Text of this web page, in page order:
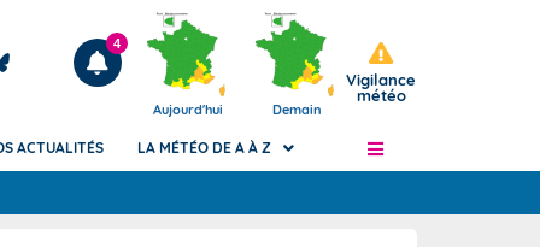
Articles
4
Aujourd'hui Demain
Vigilance
météo
ACTUALITÉS LA MÉTÉO DE A À Z